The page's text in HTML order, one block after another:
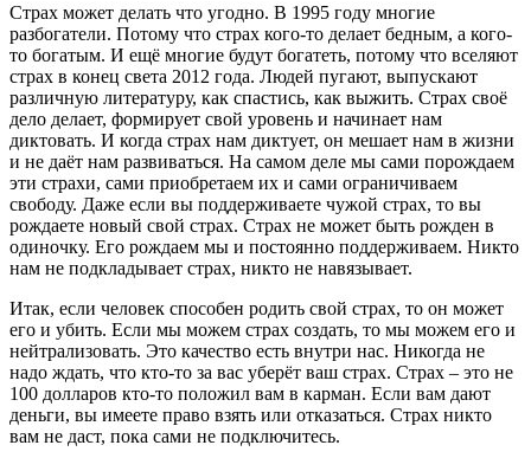
Страх может делать что угодно. В 1995 году многие
разбогатели. Потому что страх кого-то делает бедным, а кого-
то богатым. И ещё многие будут богатеть, потому что вселяют
страх в конец света 2012 года. Людей пугают, выпускают
различную литературу, как спастись, как выжить. Страх своё
дело делает, формирует свой уровень и начинает нам
диктовать. И когда страх нам диктует, он мешает нам в жизни
и не даёт нам развиваться. На самом деле мы сами порождаем
эти страхи, сами приобретаем их и сами ограничиваем
свободу. Даже если вы поддерживаете чужой страх, то вы
рождаете новый свой страх. Страх не может быть рожден в
одиночку. Его рождаем мы и постоянно поддерживаем. Никто
нам не подкладывает страх, никто не навязывает.
Итак, если человек способен родить свой страх, то он может
его и убить. Если мы можем страх создать, то мы можем его и
нейтрализовать. Это качество есть внутри нас. Никогда не
надо ждать, что кто-то за вас уберёт ваш страх. Страх – это не
100 долларов кто-то положил вам в карман. Если вам дают
деньги, вы имеете право взять или отказаться. Страх никто
вам не даст, пока сами не подключитесь.